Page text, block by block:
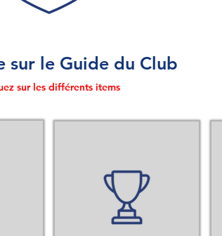
sur le Guide du Club
sur les différents items